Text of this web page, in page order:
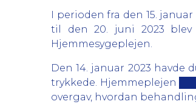
I perioden fra den 15.
til den 20. juni 2023 blev
Hjemmesygeplejen.
Den 14. januar 2023
trykkede. Hjemmeplejen
overgav, hvordan